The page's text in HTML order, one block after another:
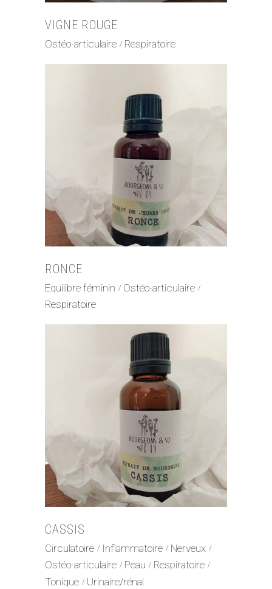
VIGNE ROUGE
Ostéo-articulaire Respiratoire
RONCE
Equilibre féminin
Ostéo-articulaire
Respiratoire
CASSIS
Circulatoire Inflammatoire
Nerveux
Ostéo-articulaire
Peau
Respiratoire
Tonique
Urinaire/rénal